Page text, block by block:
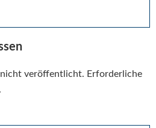
nicht veröffentlicht. Erforderliche